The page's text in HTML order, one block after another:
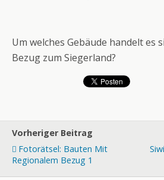
Um welches Gebäude handelt es
Bezug zum Siegerland?
Vorheriger Beitrag
Fotorätsel: Bauten Mit
Regionalem Bezug 1